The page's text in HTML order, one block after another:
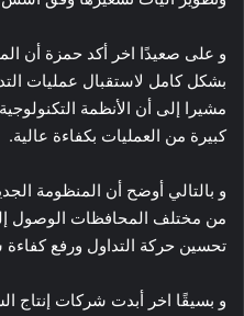
و على صعيدًا اخر أكد حمزة أن
بشكل كامل لاستقبال عمليات
مشيرا إلى أن الأنظمة
كبيرة من العمليات بكفاءة عالية.
و بالتالي أوضح أن المنظومة
من مختلف المحافظات الوصول
تحسين حركة التداول ورفع كفاءة
و بسيقًا اخر أبدت شركات إنتاج